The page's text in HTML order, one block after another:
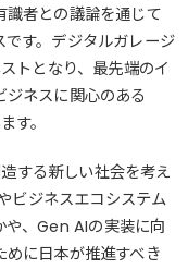
識者との議論を通じて
す。デジタルガレージ
トとなり、最先端のイ
ネスに関心のある
す。
する新しい社会を考え
ビジネスエコシステム
や、Gen AIの実装に向
に日本が推進すべき